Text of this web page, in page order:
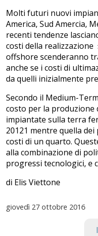
Molti futuri nuovi
America, Sud Amercia,
recenti tendenze
costi della realizzazione
offshore scenderanno
anche se i costi di
da quelli inizialmente
Secondo il Medium-
costo per la produzione
impiantate sulla terra
20121 mentre quella
costi di un quarto.
alla combinazione di
progressi tecnologici, e
di Elis Viettone
giovedì 27 ottobre 2016